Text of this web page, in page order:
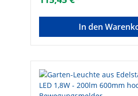
In den